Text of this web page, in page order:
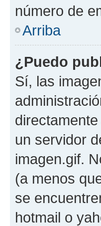
número de
Arriba
¿Puedo
Sí, las
un servidor
imagen.gif.
(a menos
se
hotmail o